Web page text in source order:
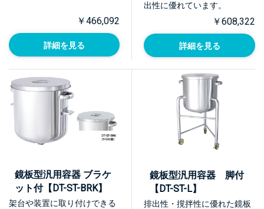
￥466,092
詳細を見る
出性に優れています。
￥608,322
詳細を見る
鏡板型汎用容器 ブラケ
ット付【DT-ST-BRK】
架台や装置に取り付けできる
鏡板型汎用容器 脚付
【DT-ST-L】
排出性・撹拌性に優れた鏡板